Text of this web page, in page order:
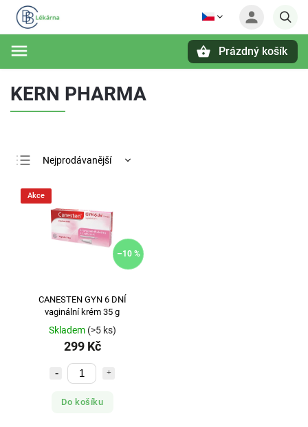
Prázdný košík
KERN PHARMA
Nejprodávanější
Nejdražší
Abecedně
Akce
–10 %
CANESTEN GYN 6 DNÍ
vaginální krém 35 g
Skladem (>5 ks)
299 Kč
Do košíku